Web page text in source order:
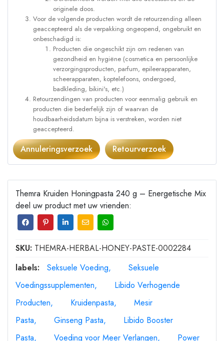
originele doos.
Voor de volgende producten wordt de retourzending alleen
geaccepteerd als de verpakking ongeopend, ongebruikt en
onbeschadigd is:
Producten die ongeschikt zijn om redenen van
gezondheid en hygiëne (cosmetica en persoonlijke
verzorgingsproducten, parfum, epileerapparaten,
scheerapparaten, koptelefoons, ondergoed,
badkleding, bikini's, etc.)
Retourzendingen van producten voor eenmalig gebruik en
producten die bederfelijk zijn of waarvan de
houdbaarheidsdatum bijna is verstreken, worden niet
geaccepteerd.
Annuleringsverzoek Retourverzoek
Themra Kruiden Honingpasta 240 g – Energetische Mix
deel uw product met uw vrienden:
SKU: THEMRA-HERBAL-HONEY-PASTE-0002284
labels:
Seksuele Voeding
Seksuele
Voedingssupplementen
Libido Verhogende
Producten
Kruidenpasta
Mesir
Pasta
Ginseng Pasta
Libido Booster
Pasta
Voeding voor Meer Verlangen
Power